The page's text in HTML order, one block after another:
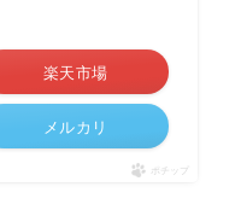
楽天市場
メルカリ
ポチップ